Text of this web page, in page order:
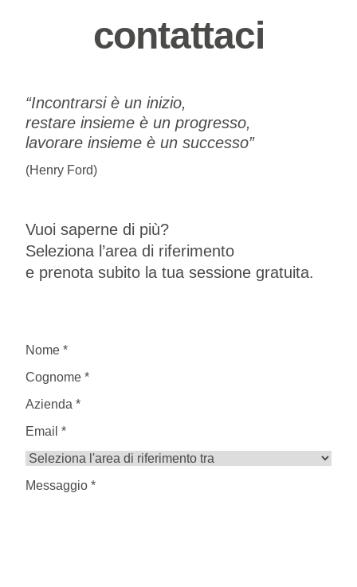
contattaci
“Incontrarsi è un inizio,
restare insieme è un progresso,
lavorare insieme è un successo”
(Henry Ford)
Vuoi saperne di più?
Seleziona l’area di riferimento
e prenota subito la tua sessione gratuita.
Nome
Cognome
Azienda
Email
**
Seleziona
Messaggio